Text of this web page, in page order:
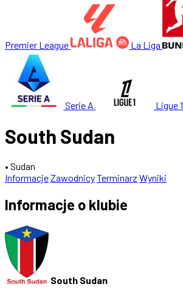
Premier League La Liga
Serie A Ligue 1
South Sudan
• Sudan
InformacjeZawodnicyTerminarz Wyniki
Informacje o klubie
South Sudan